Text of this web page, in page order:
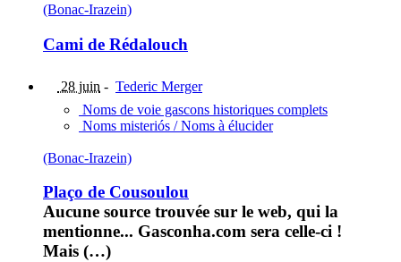
(Bonac-Irazein)
Cami de Rédalouch
28 juin - Tederic Merger
Noms de voie gascons historiques complets
Noms misteriós / Noms à élucider
(Bonac-Irazein)
Plaço de Cousoulou
Aucune source trouvée sur le web, qui la
mentionne... Gasconha.com sera celle-ci !
Mais (…)